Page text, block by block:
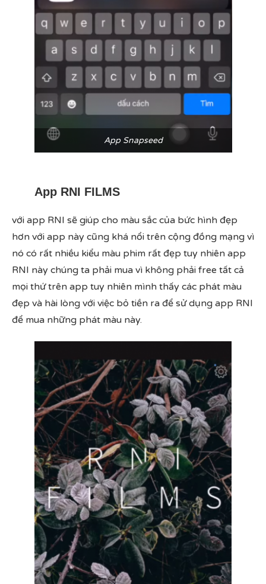
App Snapseed
App RNI FILMS
với app RNI sẽ giúp cho màu sắc của bức hình đẹp
hơn với app này cũng khá nổi trên cộng đồng mạng vì
nó có rất nhiều kiểu màu phim rất đẹp tuy nhiên app
RNI này chúng ta phải mua vì không phải free tất cả
mọi thứ trên app tuy nhiên mình thấy các phát màu
đẹp và hài lòng với việc bỏ tiền ra để sử dụng app RNI
để mua những phát màu này.